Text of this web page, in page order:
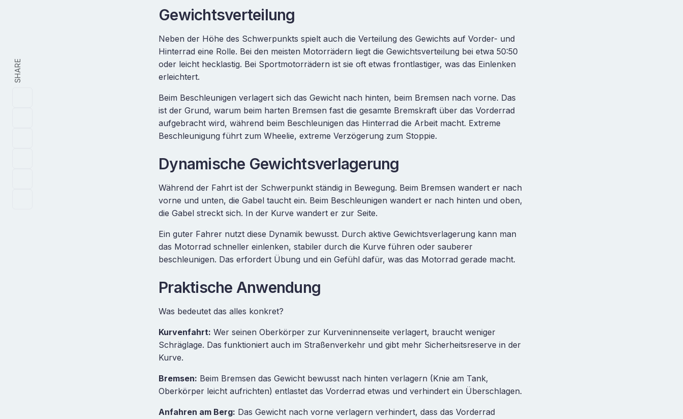
SHARE
Gewichtsverteilung
Neben der Höhe des Schwerpunkts spielt auch die Verteilung des Gewichts auf Vorder- und
Hinterrad eine Rolle. Bei den meisten Motorrädern liegt die Gewichtsverteilung bei etwa 50:50
oder leicht hecklastig. Bei Sportmotorrädern ist sie oft etwas frontlastiger, was das Einlenken
erleichtert.
Beim Beschleunigen verlagert sich das Gewicht nach hinten, beim Bremsen nach vorne. Das
ist der Grund, warum beim harten Bremsen fast die gesamte Bremskraft über das Vorderrad
aufgebracht wird, während beim Beschleunigen das Hinterrad die Arbeit macht. Extreme
Beschleunigung führt zum Wheelie, extreme Verzögerung zum Stoppie.
Dynamische Gewichtsverlagerung
Während der Fahrt ist der Schwerpunkt ständig in Bewegung. Beim Bremsen wandert er nach
vorne und unten, die Gabel taucht ein. Beim Beschleunigen wandert er nach hinten und oben,
die Gabel streckt sich. In der Kurve wandert er zur Seite.
Ein guter Fahrer nutzt diese Dynamik bewusst. Durch aktive Gewichtsverlagerung kann man
das Motorrad schneller einlenken, stabiler durch die Kurve führen oder sauberer
beschleunigen. Das erfordert Übung und ein Gefühl dafür, was das Motorrad gerade macht.
Praktische Anwendung
Was bedeutet das alles konkret?
Kurvenfahrt: Wer seinen Oberkörper zur Kurveninnenseite verlagert, braucht weniger
Schräglage. Das funktioniert auch im Straßenverkehr und gibt mehr Sicherheitsreserve in der
Kurve.
Bremsen: Beim Bremsen das Gewicht bewusst nach hinten verlagern (Knie am Tank,
Oberkörper leicht aufrichten) entlastet das Vorderrad etwas und verhindert ein Überschlagen.
Anfahren am Berg: Das Gewicht nach vorne verlagern verhindert, dass das Vorderrad